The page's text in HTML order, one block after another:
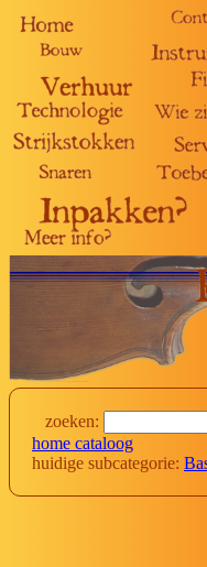
zoeken:
home cataloog
huidige subcategorie: